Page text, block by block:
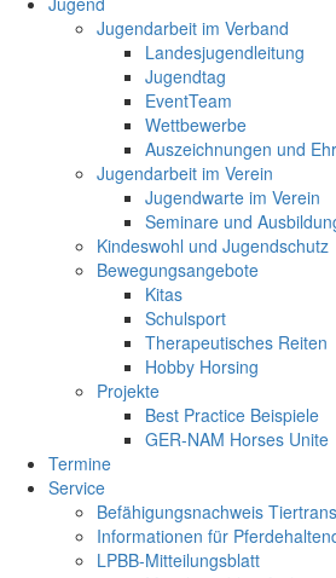
Jugendarbeit im Verband
Landesjugendleitung
Jugendtag
EventTeam
Wettbewerbe
Auszeichnungen und
Jugendarbeit im Verein
Jugendwarte im Verein
Seminare und
Kindeswohl und Jugendschutz
Bewegungsangebote
Kitas
Schulsport
Therapeutisches Reiten
Hobby Horsing
Projekte
Best Practice Beispiele
GER-NAM Horses Unite
Termine
Service
Befähigungsnachweis
Informationen für
LPBB-Mitteilungsblatt